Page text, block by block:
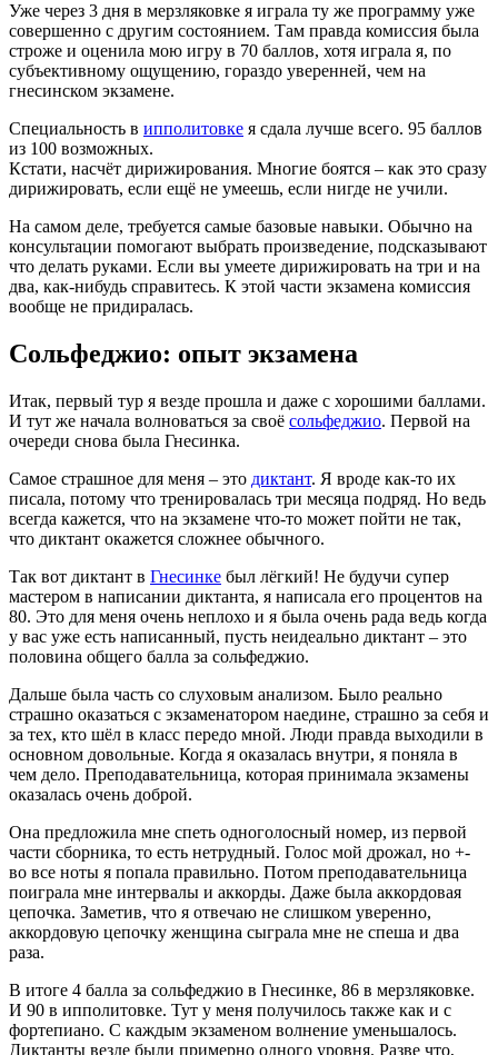
Уже через 3 дня в мерзляковке я играла ту же программу уже
совершенно с другим состоянием. Там правда комиссия была
строже и оценила мою игру в 70 баллов, хотя играла я, по
субъективному ощущению, гораздо уверенней, чем на
гнесинском экзамене.
Специальность в ипполитовке я сдала лучше всего. 95 баллов
из 100 возможных.
Кстати, насчёт дирижирования. Многие боятся – как это сразу
дирижировать, если ещё не умеешь, если нигде не учили.
На самом деле, требуется самые базовые навыки. Обычно на
консультации помогают выбрать произведение, подсказывают
что делать руками. Если вы умеете дирижировать на три и на
два, как-нибудь справитесь. К этой части экзамена комиссия
вообще не придиралась.
Сольфеджио: опыт экзамена
Итак, первый тур я везде прошла и даже с хорошими баллами.
И тут же начала волноваться за своё сольфеджио. Первой на
очереди снова была Гнесинка.
Самое страшное для меня – это диктант. Я вроде как-то их
писала, потому что тренировалась три месяца подряд. Но ведь
всегда кажется, что на экзамене что-то может пойти не так,
что диктант окажется сложнее обычного.
Так вот диктант в Гнесинке был лёгкий! Не будучи супер
мастером в написании диктанта, я написала его процентов на
80. Это для меня очень неплохо и я была очень рада ведь когда
у вас уже есть написанный, пусть неидеально диктант – это
половина общего балла за сольфеджио.
Дальше была часть со слуховым анализом. Было реально
страшно оказаться с экзаменатором наедине, страшно за себя и
за тех, кто шёл в класс передо мной. Люди правда выходили в
основном довольные. Когда я оказалась внутри, я поняла в
чем дело. Преподавательница, которая принимала экзамены
оказалась очень доброй.
Она предложила мне спеть одноголосный номер, из первой
части сборника, то есть нетрудный. Голос мой дрожал, но +-
во все ноты я попала правильно. Потом преподавательница
поиграла мне интервалы и аккорды. Даже была аккордовая
цепочка. Заметив, что я отвечаю не слишком уверенно,
аккордовую цепочку женщина сыграла мне не спеша и два
раза.​
В итоге 4 балла за сольфеджио в Гнесинке, 86 в мерзляковке.
И 90 в ипполитовке. Тут у меня получилось также как и с
фортепиано. С каждым экзаменом волнение уменьшалось.
Диктанты везде были примерно одного уровня. Разве что,